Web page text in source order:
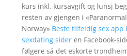
kurs inkl. kursavgift og lunsj
resten av gjengen i
Norway» Beste tilfeldig sex app
sexdating sideren Facebook-
følgere så det eskorte